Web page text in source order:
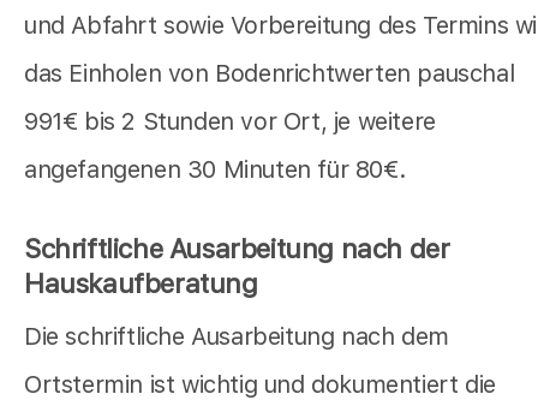
und Abfahrt sowie Vorbereitung des Termins
das Einholen von Bodenrichtwerten pauschal
991€ bis 2 Stunden vor Ort, je weitere
angefangenen 30 Minuten für 80€.
Schriftliche Ausarbeitung nach der
Hauskaufberatung
Die schriftliche Ausarbeitung nach dem
Ortstermin ist wichtig und dokumentiert die